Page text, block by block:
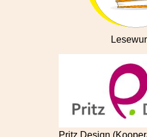
Pritz Design